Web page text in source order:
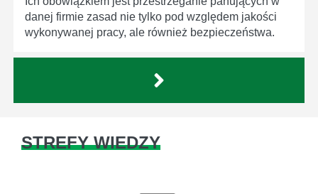
danej firmie zasad nie tylko pod względem jakości
wykonywanej pracy, ale również bezpieczeństwa.
STREFY WIEDZY